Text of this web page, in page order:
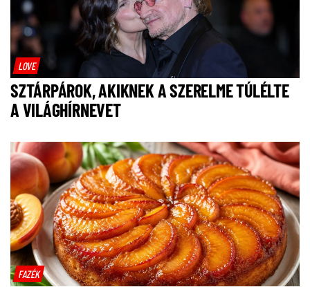
LOVE
SZTÁRPÁROK, AKIKNEK A SZERELME TÚLÉLTE
A VILÁGHÍRNEVET
FAZÉK